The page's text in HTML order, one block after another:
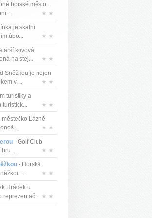
horské město.
...
★ ★
je skalní
úbo...
★ ★
kovová
na stej...
★ ★
Sněžkou je nejen
v ...
★ ★
turistiky a
turistick...
★ ★
městečko Lázně
★ ★
- Golf Club
hru ...
★ ★
- Horská
...
★ ★
Hrádek u
reprezentač...
★ ★